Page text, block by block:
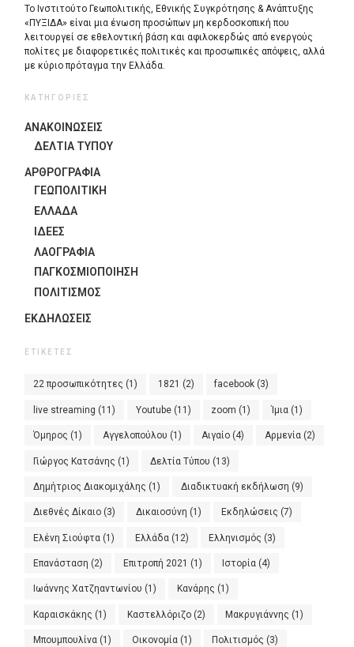
Το Ινστιτούτο Γεωπολιτικής, Εθνικής Συγκρότησης & Ανάπτυξης
«ΠΥΞΙΔΑ» είναι μια ένωση προσώπων μη κερδοσκοπική που
λειτουργεί σε εθελοντική βάση και αφιλοκερδώς από ενεργούς
πολίτες με διαφορετικές πολιτικές και προσωπικές απόψεις, αλλά
με κύριο πρόταγμα την Ελλάδα.
ΚΑΤΗΓΟΡΙΕΣ
ΑΝΑΚΟΙΝΩΣΕΙΣ
ΔΕΛΤΙΑ ΤΥΠΟΥ
ΑΡΘΡΟΓΡΑΦΙΑ
ΓΕΩΠΟΛΙΤΙΚΗ
ΕΛΛΑΔΑ
ΙΔΈΕΣ
ΛΑΟΓΡΑΦΊΑ
ΠΑΓΚΟΣΜΙΟΠΟΊΗΣΗ
ΠΟΛΙΤΙΣΜΟΣ
ΕΚΔΗΛΏΣΕΙΣ
ΕΤΙΚΈΤΕΣ
22 προσωπικότητες (1) 1821 (2) facebook (3)
live streaming (11) Youtube(11) zoom (1) Ίμια (1)
Όμηρος (1) Αγγελοπούλου (1) Αιγαίο (4) Αρμενία(2)
Γιώργος Κατσάνης (1) Δελτία Τύπου (13)
Δημήτριος Διακομιχάλης (1) Διαδικτυακή εκδήλωση (9)
Διεθνές Δίκαιο (3) Δικαιοσύνη (1) Εκδηλώσεις (7)
Ελένη Σιούφτα (1) Ελλάδα (12) Ελληνισμός (3)
Επανάσταση (2) Επιτροπή 2021 (1) Ιστορία (4)
Ιωάννης Χατζηαντωνίου (1) Κανάρης (1)
Καραισκάκης (1) Καστελλόριζο(2) Μακρυγιάννης (1)
Μπουμπουλίνα (1) Οικονομία(1) Πολιτισμός (3)